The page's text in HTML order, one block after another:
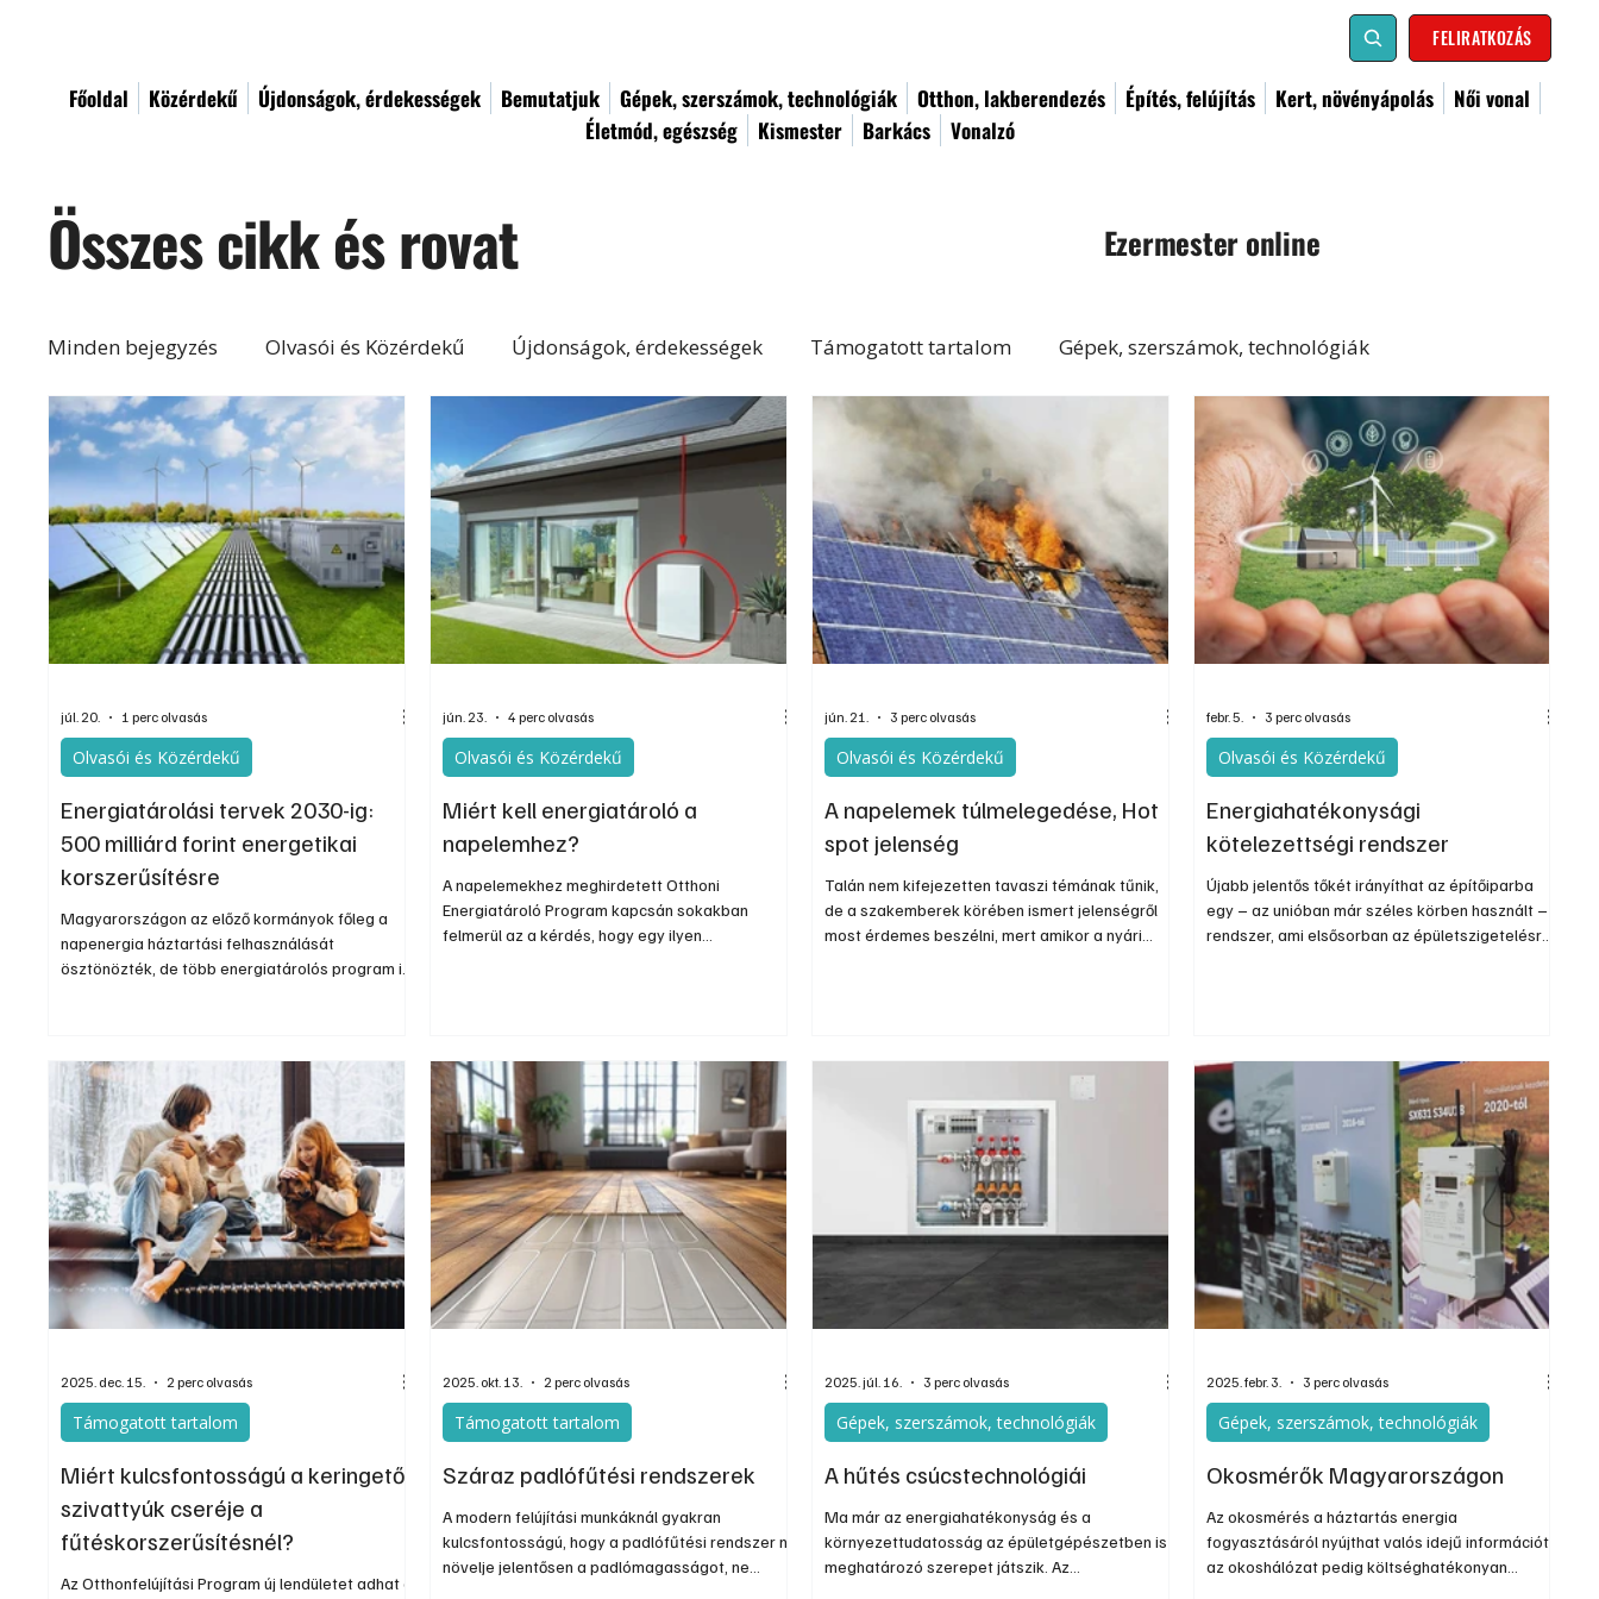
FELIRATKOZÁS
Főoldal Közérdekű Újdonságok, érdekességek Bemutatjuk Gépek, szerszámok, technológiák Otthon, lakberendezés Építés, felújítás Kert, növényápolás
Női vonal
Életmód, egészség
Kismester Barkács Vonalzó
Összes cikk és rovat Ezermester online
Minden bejegyzés Olvasói és Közérdekű Újdonságok, érdekességek Támogatott tartalom Gépek, szerszámok, technológiák
Építés, felújítás Otthon, lakberendezés Életmód, egészség Kert, növényápolás Női vonal Kismester Barkács Címoldal
Egyéb Elektronika Hobby Általános Információs oldal Oldtimer Kiadványok Szerkesztői Ezermester Extra
Energiatárolási tervek 2030-ig:
500 milliárd forint energetikai
korszerűsítésre
Magyarországon az előző kormányok főleg a
napenergia háztartási felhasználását
ösztönözték, de több energiatárolós program is
az uniós pénzek egy részét - 500 milliárd forintot
- áramhálózati és okosmérős fejlesztésekre
költené.
Olvasói és Közérdekű
júl. 20. 1 perc olvasás
Miért kell energiatároló a
napelemhez?
A napelemekhez meghirdetett Otthoni
Energiatároló Program kapcsán sokakban
felmerül az a kérdés, hogy egy ilyen
Pláne abban az esetben, ha a felhasználó még
évekig az ún. szaldós elszámolási rendszerhez
tartozik, és ott van neki az áramhálózat
„ingyenes tárolója”. A teljes kép azonban
lényegesen árnyaltabb
Olvasói és Közérdekű
jún. 23. 4 perc olvasás
A napelemek túlmelegedése, Hot
spot jelenség
Talán nem kifejezetten tavaszi témának tűnik,
de a szakemberek körében ismert jelenségről
most érdemes beszélni, mert amikor a nyári
25 °C felett akár 10-15%-os
teljesítményveszteséget is okozva. Az
inverterek is túlmelegedhetnek, ami a rendszer
leállásához vezethet.
Olvasói és Közérdekű
jún. 21. 3 perc olvasás
Energiahatékonysági
kötelezettségi rendszer
Újabb jelentős tőkét irányíthat az építőiparba
egy – az unióban már széles körben használt –
rendszer, ami elsősorban az épületszigetelésre
érdeke, egyik fél sem akar vagy tud betenni a
kasszába megfelelő tőkét a közös cél
érdekében. Ebben segíthet valamennyire az EKR
rendszer.
Olvasói és Közérdekű
febr. 5. 3 perc olvasás
Miért kulcsfontosságú a keringető
szivattyúk cseréje a
fűtéskorszerűsítésnél?
Az Otthonfelújítási Program új lendületet adhat a
Támogatott tartalom
2025. dec. 15. 2 perc olvasás
Száraz padlófűtési rendszerek
A modern felújítási munkáknál gyakran
kulcsfontosságú, hogy a padlófűtési rendszer ne
növelje jelentősen a padlómagasságot, ne
Támogatott tartalom
2025. okt. 13. 2 perc olvasás
A hűtés csúcstechnológiái
Ma már az energiahatékonyság és a
környezettudatosság az épületgépészetben is
meghatározó szerepet játszik. Az
Gépek, szerszámok, technológiák
2025. júl. 16. 3 perc olvasás
Okosmérők Magyarországon
Az okosmérés a háztartás energia
fogyasztásáról nyújthat valós idejű információt,
az okoshálózat pedig költséghatékonyan
Gépek, szerszámok, technológiák
2025. febr. 3. 3 perc olvasás